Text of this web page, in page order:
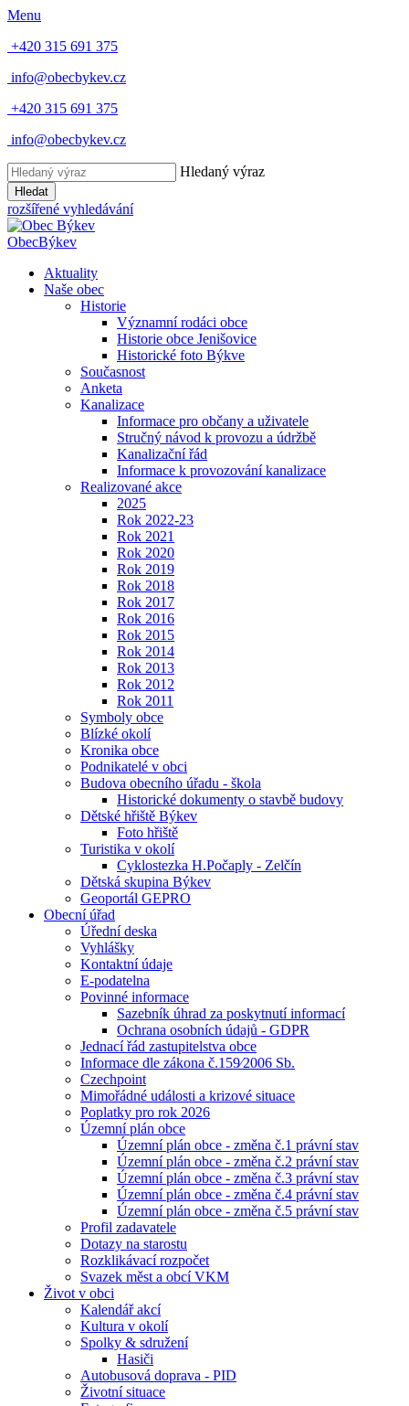
Menu
+420 315 691 375
info@obecbykev.cz
+420 315 691 375
info@obecbykev.cz
Hledaný výraz
Hledat
rozšířené vyhledávání
ObecBýkev
Aktuality
Naše obec
Historie
Významní rodáci obce
Historie obce Jenišovice
Historické foto Býkve
Současnost
Anketa
Kanalizace
Informace pro občany a uživatele
Stručný návod k provozu a údržbě
Kanalizační řád
Informace k provozování kanalizace
Realizované akce
2025
Rok 2022-23
Rok 2021
Rok 2020
Rok 2019
Rok 2018
Rok 2017
Rok 2016
Rok 2015
Rok 2014
Rok 2013
Rok 2012
Rok 2011
Symboly obce
Blízké okolí
Kronika obce
Podnikatelé v obci
Budova obecního úřadu - škola
Historické dokumenty o stavbě budovy
Dětské hřiště Býkev
Foto hřiště
Turistika v okolí
Cyklostezka H.Počaply - Zelčín
Dětská skupina Býkev
Geoportál GEPRO
Obecní úřad
Úřední deska
Vyhlášky
Kontaktní údaje
E-podatelna
Povinné informace
Sazebník úhrad za poskytnutí informací
Ochrana osobních údajů - GDPR
Jednací řád zastupitelstva obce
Informace dle zákona č.159⁄2006 Sb.
Czechpoint
Mimořádné události a krizové situace
Poplatky pro rok 2026
Územní plán obce
Územní plán obce - změna č.1 právní stav
Územní plán obce - změna č.2 právní stav
Územní plán obce - změna č.3 právní stav
Územní plán obce - změna č.4 právní stav
Územní plán obce - změna č.5 právní stav
Profil zadavatele
Dotazy na starostu
Rozklikávací rozpočet
Svazek měst a obcí VKM
Život v obci
Kalendář akcí
Kultura v okolí
Spolky & sdružení
Hasiči
Autobusová doprava - PID
Životní situace